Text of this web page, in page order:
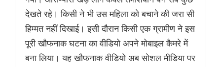
देखते रहे। किसी ने भी उस महिला को बचाने की जरा सी
हिम्मत नहीं दिखाई। इसी दौरान किसी एक ग्रामीण ने इस
पूरी खौफनाक घटना का वीडियो अपने मोबाइल कैमरे में
बना लिया। यह खौफनाक वीडियो अब सोशल मीडिया पर